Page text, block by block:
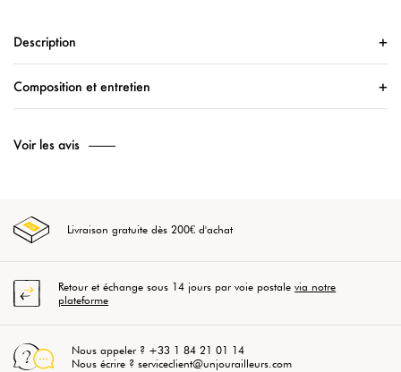
Description
Composition et entretien
Voir les avis
Livraison gratuite dès 200€ d'achat
Retour et échange sous 14 jours par voie postalevia notre
plateforme
Nous appeler ? +33 1 84 21 01 14
Nous écrire ? serviceclient@unjourailleurs.com